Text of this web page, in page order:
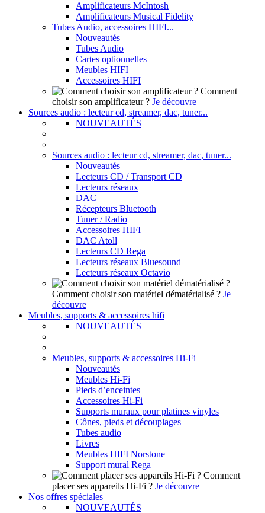
Amplificateurs McIntosh
Amplificateurs Musical Fidelity
Tubes Audio, accessoires HIFI...
Nouveautés
Tubes Audio
Cartes optionnelles
Meubles HIFI
Accessoires HIFI
Comment
choisir son amplificateur ? Je découvre
Sources audio : lecteur cd, streamer, dac, tuner...
NOUVEAUTÉS
Sources audio : lecteur cd, streamer, dac, tuner...
Nouveautés
Lecteurs CD / Transport CD
Lecteurs réseaux
DAC
Récepteurs Bluetooth
Tuner / Radio
Accessoires HIFI
DAC Atoll
Lecteurs CD Rega
Lecteurs réseaux Bluesound
Lecteurs réseaux Octavio
Comment choisir son matériel dématérialisé ? Je
découvre
Meubles, supports & accessoires hifi
NOUVEAUTÉS
Meubles, supports & accessoires Hi-Fi
Nouveautés
Meubles Hi-Fi
Pieds d’enceintes
Accessoires Hi-Fi
Supports muraux pour platines vinyles
Cônes, pieds et découplages
Tubes audio
Livres
Meubles HIFI Norstone
Support mural Rega
Comment
placer ses appareils Hi-Fi ? Je découvre
Nos offres spéciales
NOUVEAUTÉS